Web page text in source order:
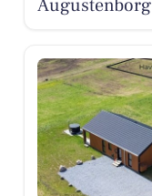
Augustenborg